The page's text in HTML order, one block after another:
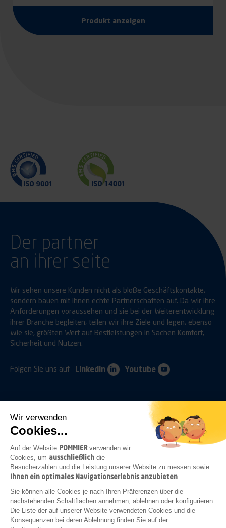
Wir verwenden
Cookies...
Auf der Website POMMIER verwenden wir
Cookies, um ausschließlich die
Besucherzahlen und die Leistung unserer Website zu messen sowie
Ihnen ein optimales Navigationserlebnis anzubieten.
Sie können alle Cookies je nach Ihren Präferenzen über die
nachstehenden Schaltflächen annehmen, ablehnen oder konfigurieren.
Die Liste der auf unserer Website verwendeten Cookies und die
Konsequenzen bei deren Ablehnung finden Sie auf der
Produkt anzeigen
Der partner
an ihrer seite
Wir sehen unsere Kunden nicht als bloße Geschäftskontakte,
sondern bauen mit ihnen echte Partnerschaften auf. Da wir ihre
Anforderungen voraussehen und sie bei der Weiterentwicklung
ihrer Branche begleiten, teilen wir ihre Ziele und legen, ebenso
wie sie, größten Wert auf Bestleistungen in Sachen Komfort,
Sicherheit und Nutzen.
Folgen Sie uns auf Linkedin Youtube
SCHUTZVORRICHTUNGEN